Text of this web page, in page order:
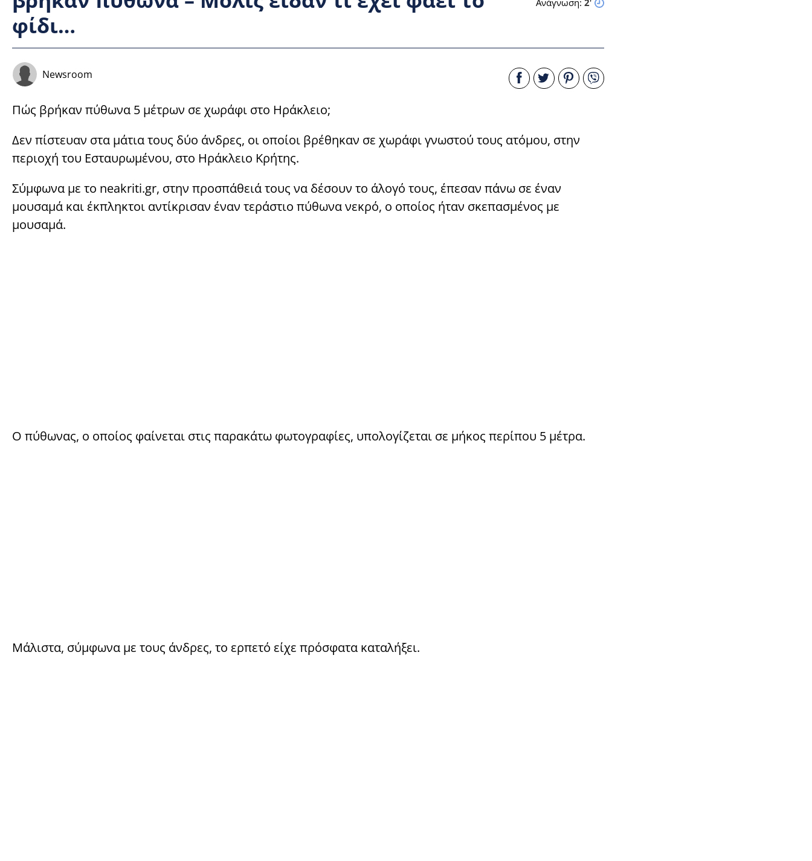
φίδι…
Newsroom
Πώς βρήκαν πύθωνα 5 μέτρων σε χωράφι στο Ηράκλειο;
Δεν πίστευαν στα μάτια τους δύο άνδρες, οι οποίοι βρέθηκαν σε χωράφι γνωστού τους ατόμου, στην
περιοχή του Εσταυρωμένου, στο Ηράκλειο Κρήτης.
Σύμφωνα με το neakriti.gr, στην προσπάθειά τους να δέσουν το άλογό τους, έπεσαν πάνω σε έναν
μουσαμά και έκπληκτοι αντίκρισαν έναν τεράστιο πύθωνα νεκρό, ο οποίος ήταν σκεπασμένος με
μουσαμά.
Ο πύθωνας, ο οποίος φαίνεται στις παρακάτω φωτογραφίες, υπολογίζεται σε μήκος περίπου 5 μέτρα.
Μάλιστα, σύμφωνα με τους άνδρες, το ερπετό είχε πρόσφατα καταλήξει.